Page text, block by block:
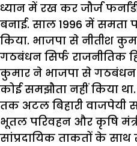
ध्यान में रख कर जौर्ज
बनाई. साल 1996 में समता
किया. भाजपा से नीतीश
गठबंधन सिर्फ राजनीतिक
कुमार ने भाजपा से गठबंधन
कोई समझौता नहीं किया था.
तक अटल बिहारी वाजपेयी
भूतल परिवहन और कृषि
सांप्रदायिक ताकतों के साथ